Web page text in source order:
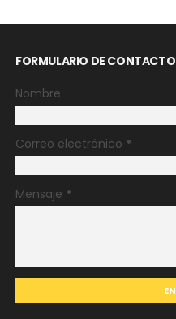
FORMULARIO DE CONTACTO
Nombre
Correo electrónico *
Mensaje *